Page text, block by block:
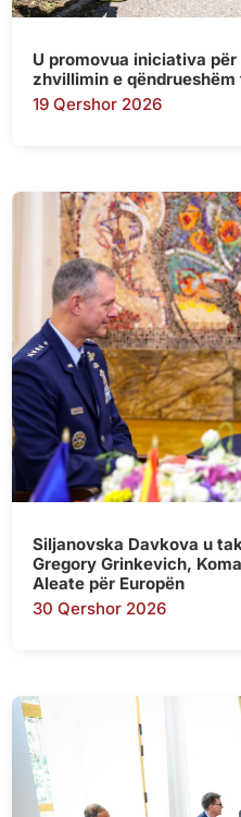
U promovua iniciativa
zhvillimin e
19 Qershor 2026
Siljanovska Davkova u
Gregory Grinkevich,
Aleate për Europën
30 Qershor 2026